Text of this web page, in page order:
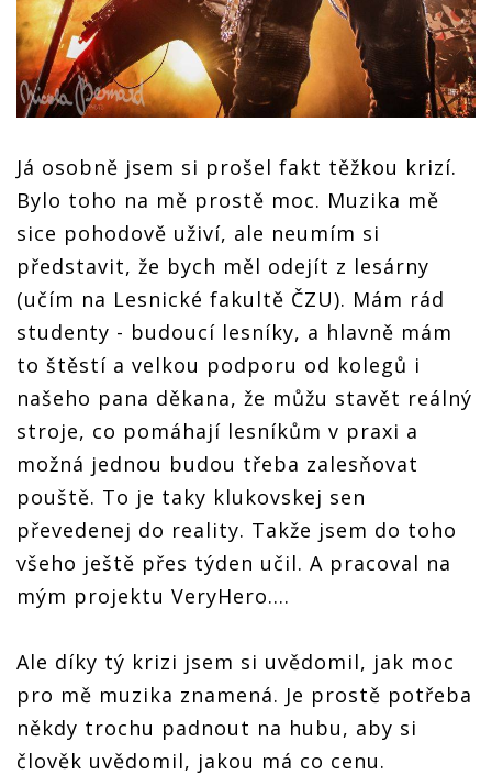
Já osobně jsem si prošel fakt těžkou krizí.
Bylo toho na mě prostě moc. Muzika mě
sice pohodově uživí, ale neumím si
představit, že bych měl odejít z lesárny
(učím na Lesnické fakultě ČZU). Mám rád
studenty - budoucí lesníky, a hlavně mám
to štěstí a velkou podporu od kolegů i
našeho pana děkana, že můžu stavět reálný
stroje, co pomáhají lesníkům v praxi a
možná jednou budou třeba zalesňovat
pouště. To je taky klukovskej sen
převedenej do reality. Takže jsem do toho
všeho ještě přes týden učil. A pracoval na
mým projektu VeryHero....
Ale díky tý krizi jsem si uvědomil, jak moc
pro mě muzika znamená. Je prostě potřeba
někdy trochu padnout na hubu, aby si
člověk uvědomil, jakou má co cenu.